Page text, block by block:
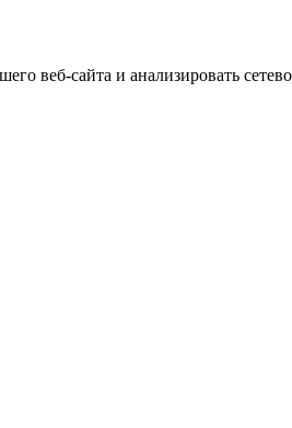
веб-сайта и анализировать